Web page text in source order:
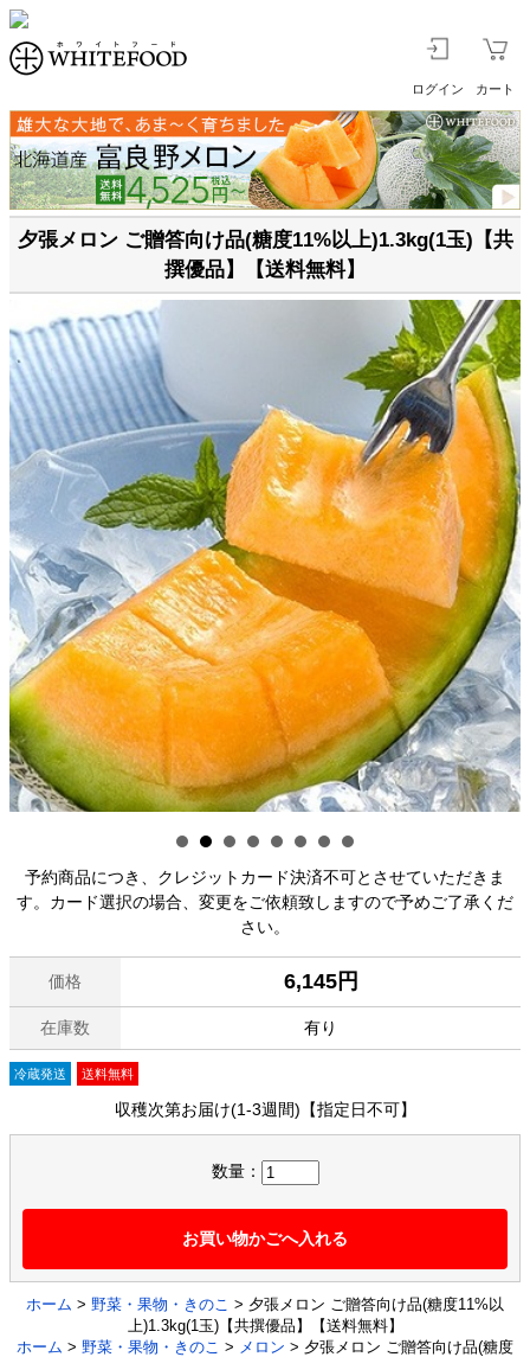
ログイン カート
夕張メロン ご贈答向け品(糖度11%以上)1.3kg(1玉)【共
撰優品】【送料無料】
予約商品につき、クレジットカード決済不可とさせていただきま
す。カード選択の場合、変更をご依頼致しますので予めご了承くだ
さい。
価格 6,145円
在庫数 有り
冷蔵発送 送料無料
収穫次第お届け(1-3週間)【指定日不可】
数量：
お買い物かごへ入れる
ホーム > 野菜・果物・きのこ > 夕張メロン ご贈答向け品(糖度11%以
上)1.3kg(1玉)【共撰優品】【送料無料】
ホーム > 野菜・果物・きのこ > メロン > 夕張メロン ご贈答向け品(糖度